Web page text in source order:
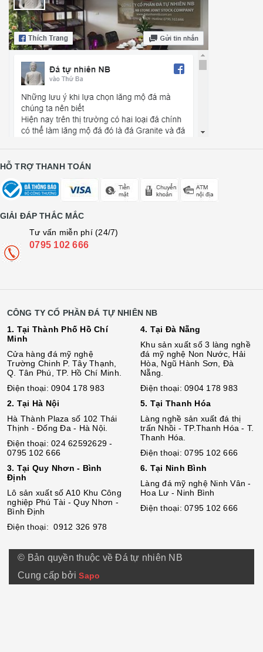
HỖ TRỢ THANH TOÁN
GIẢI ĐÁP THẮC MẮC
Tư vấn miễn phí (24/7)
0795 102 666
CÔNG TY CỔ PHẦN ĐÁ TỰ NHIÊN NB
1. Tại Thành Phố Hồ Chí
Minh
Cửa hàng đá mỹ nghệ
Trường Chinh P. Tây Thạnh,
Q. Tân Phú, TP. Hồ Chí Minh.
Điện thoại: 0904 178 983
2. Tại Hà Nội
Hà Thành Plaza số 102 Thái
Thịnh - Đống Đa - Hà Nội.
Điện thoại: 024 62592629 -
0795 102 666
3. Tại Quy Nhơn - Bình
Định
Lô sản xuất số A10 Khu Công
nghiệp Phú Tài - Quy Nhơn -
Bình Định
Điện thoại: 0912 326 978
4. Tại Đà Nẵng
Khu sản xuất số 3 làng nghề
đá mỹ nghệ Non Nước, Hải
Hòa, Ngũ Hành Sơn, Đà
Nẵng.
Điện thoại: 0904 178 983
5. Tại Thanh Hóa
Làng nghề sản xuất đá thị
trấn Nhồi - TP.Thanh Hóa - T.
Thanh Hóa.
Điện thoại: 0795 102 666
6. Tại Ninh Bình
Làng đá mỹ nghệ Ninh Vân -
Hoa Lư - Ninh Bình
Điện thoại: 0795 102 666
© Bản quyền thuộc về Đá tự nhiên NB
Cung cấp bởiSapo